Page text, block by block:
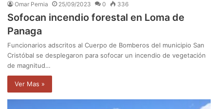
Omar Pernia 25/09/2023 0 336
Sofocan incendio forestal en Loma de
Panaga
Funcionarios adscritos al Cuerpo de Bomberos del municipio San
Cristóbal se desplegaron para sofocar un incendio de vegetación
de magnitud…
Ver Mas »